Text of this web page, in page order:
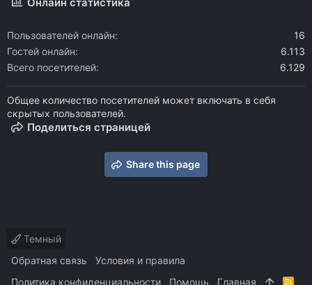
Пользователей онлайн
16
Гостей онлайн
6.113
Всего посетителей
6.129
Общее количество посетителей может включать в себя
скрытых пользователей.
Поделиться страницей
Share this page
Темный
Обратная связь
Условия и правила
Политика конфиденциальности
Помощь Главная R